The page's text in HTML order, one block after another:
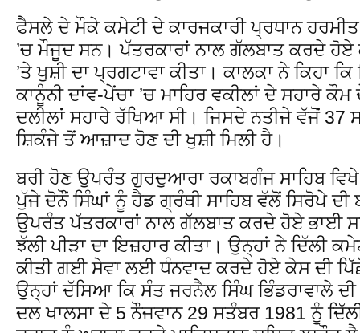
ਫੈਸਲੇ ਦੇ ਮੌਕੇ ਕਮੇਟੀ ਦੇ ਕਾਰਜਕਾਰੀ ਪ੍ਰਧਾਨ
’ਚ ਮੌਜੂਦ ਸਨ। ਪੱਤਰਕਾਰਾਂ ਨਾਲ ਗੱਲਬਾਤ ਕਰਦੇ ਹੋਏ
’ਤੇ ਖੁਸ਼ੀ ਦਾ ਪ੍ਰਗਟਾਵਾ ਕੀਤਾ। ਕਾਲਕਾ ਨੇ ਕਿਹਾ
ਕਾਨੂੰਨੀ ਦਾਂਵ-ਪੇਂਚਾ ’ਚ ਮਾਹਿਰ ਵਕੀਲਾਂ ਦੇ ਸਹਾਰੇ
ਦਲੀਲਾਂ ਸਹਾਰੇ ਰੱਖਿਆ ਸੀ। ਜਿਸਦੇ ਨਤੀਜੇ ਵੱਜੋਂ 37
ਸ਼ਿਕੰਜੇ ਤੋਂ ਆਜ਼ਾਦ ਹੋਣ ਦੀ ਖੁਸ਼ੀ ਮਿਲੀ ਹੈ।
ਬਰੀ ਹੋਣ ਉਪਰੰਤ ਗੁਰਦੁਆਰਾ ਰਕਾਬਗੰਜ ਸਾਹਿਬ
ਪੁੱਜੇ ਦੋਨੌਂ ਸਿੰਘਾਂ ਨੂੰ ਹੈਡ ਗ੍ਰੰਥੀ ਸਾਹਿਬ ਵੱਲੋਂ ਸਿਰੋਪੇ
ਉਪਰੰਤ ਪੱਤਰਕਾਰਾਂ ਨਾਲ ਗੱਲਬਾਤ ਕਰਦੇ ਹੋਏ ਭਾਈ
ਝੱਲੀ ਪੀੜਾ ਦਾ ਇਜ਼ਹਾਰ ਕੀਤਾ। ਉਨ੍ਹਾਂ ਨੇ ਦਿੱਲੀ
ਕੀਤੀ ਗਈ ਸੇਵਾ ਲਈ ਧੰਨਵਾਦ ਕਰਦੇ ਹੋਏ ਕੇਸ ਦੀ
ਉਨ੍ਹਾਂ ਦੱਸਿਆ ਕਿ ਸੰਤ ਜਰਨੈਲ ਸਿੰਘ ਭਿੰਡਰਾਵਾਲੇ
ਦਲ ਖਾਲਸਾ ਦੇ 5 ਨੌਜਵਾਨ 29 ਸਤੰਬਰ 1981 ਨੂੰ